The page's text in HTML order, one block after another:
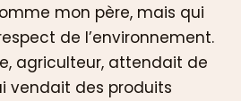
mon père, mais qui
de l’environnement.
agriculteur, attendait de
vendait des produits